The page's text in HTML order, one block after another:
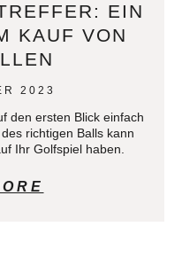
EIN
KAUF VON
2023
den ersten Blick einfach
richtigen Balls kann
Ihr Golfspiel haben.